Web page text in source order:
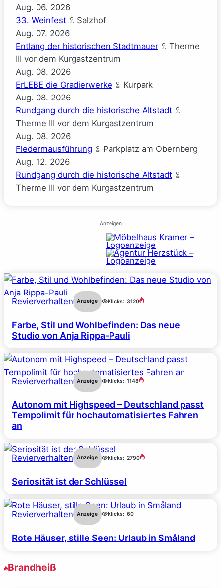
Aug. 06. 2026
33. Weinfest
Salzhof
Aug. 07. 2026
Entlang der historischen Stadtmauer
Therme
III vor dem Kurgastzentrum
Aug. 08. 2026
ErLEBE die Gradierwerke
Kurpark
Aug. 08. 2026
Rundgang durch die historische Altstadt
Therme III vor dem Kurgastzentrum
Aug. 08. 2026
Fledermausführung
Parkplatz am Obernberg
Aug. 12. 2026
Rundgang durch die historische Altstadt
Therme III vor dem Kurgastzentrum
Anzeigen
Revierverhalten Anzeige Klicks: 3120
Farbe, Stil und Wohlbefinden: Das neue
Studio von Anja Rippa-Pauli
Revierverhalten Anzeige Klicks: 1148
Autonom mit Highspeed – Deutschland passt
Tempolimit für hochautomatisiertes Fahren
an
Revierverhalten Anzeige Klicks: 2790
Seriosität ist der Schlüssel
Revierverhalten Anzeige Klicks: 60
Rote Häuser, stille Seen: Urlaub in Småland
Brandheiß